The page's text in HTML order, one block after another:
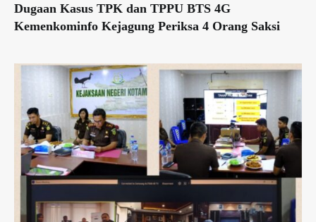
Dugaan Kasus TPK dan TPPU BTS 4G
Kemenkominfo Kejagung Periksa 4 Orang Saksi